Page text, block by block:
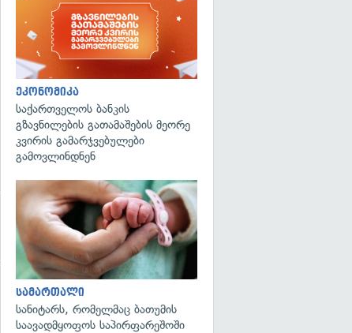
ეკონომიკა
საქართველოს ბანკის
გზავნილების გათამაშების მეორე
კვირის გამარჯვებულები
გამოვლინდნენ
სამართალი
სანიტარს, რომელმაც ბათუმის
საავადმყოფოს საპირფარეშოში